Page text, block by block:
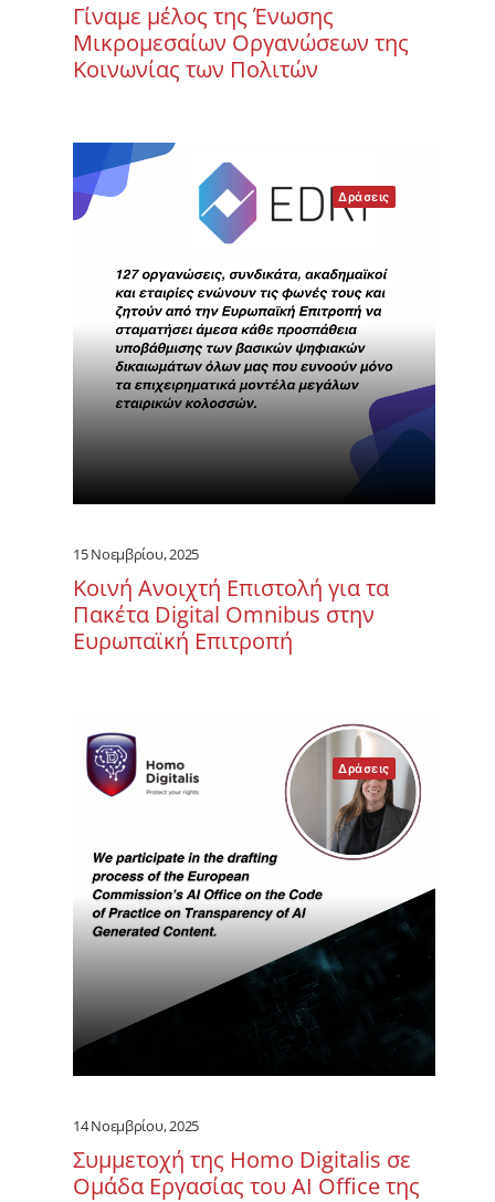
Γίναμε μέλος της Ένωσης
Μικρομεσαίων Οργανώσεων της
Κοινωνίας των Πολιτών
Δράσεις
15 Νοεμβρίου, 2025
Κοινή Ανοιχτή Επιστολή για τα
Πακέτα Digital Omnibus στην
Ευρωπαϊκή Επιτροπή
Δράσεις
14 Νοεμβρίου, 2025
Συμμετοχή της Homo Digitalis σε
Ομάδα Εργασίας του AI Office της